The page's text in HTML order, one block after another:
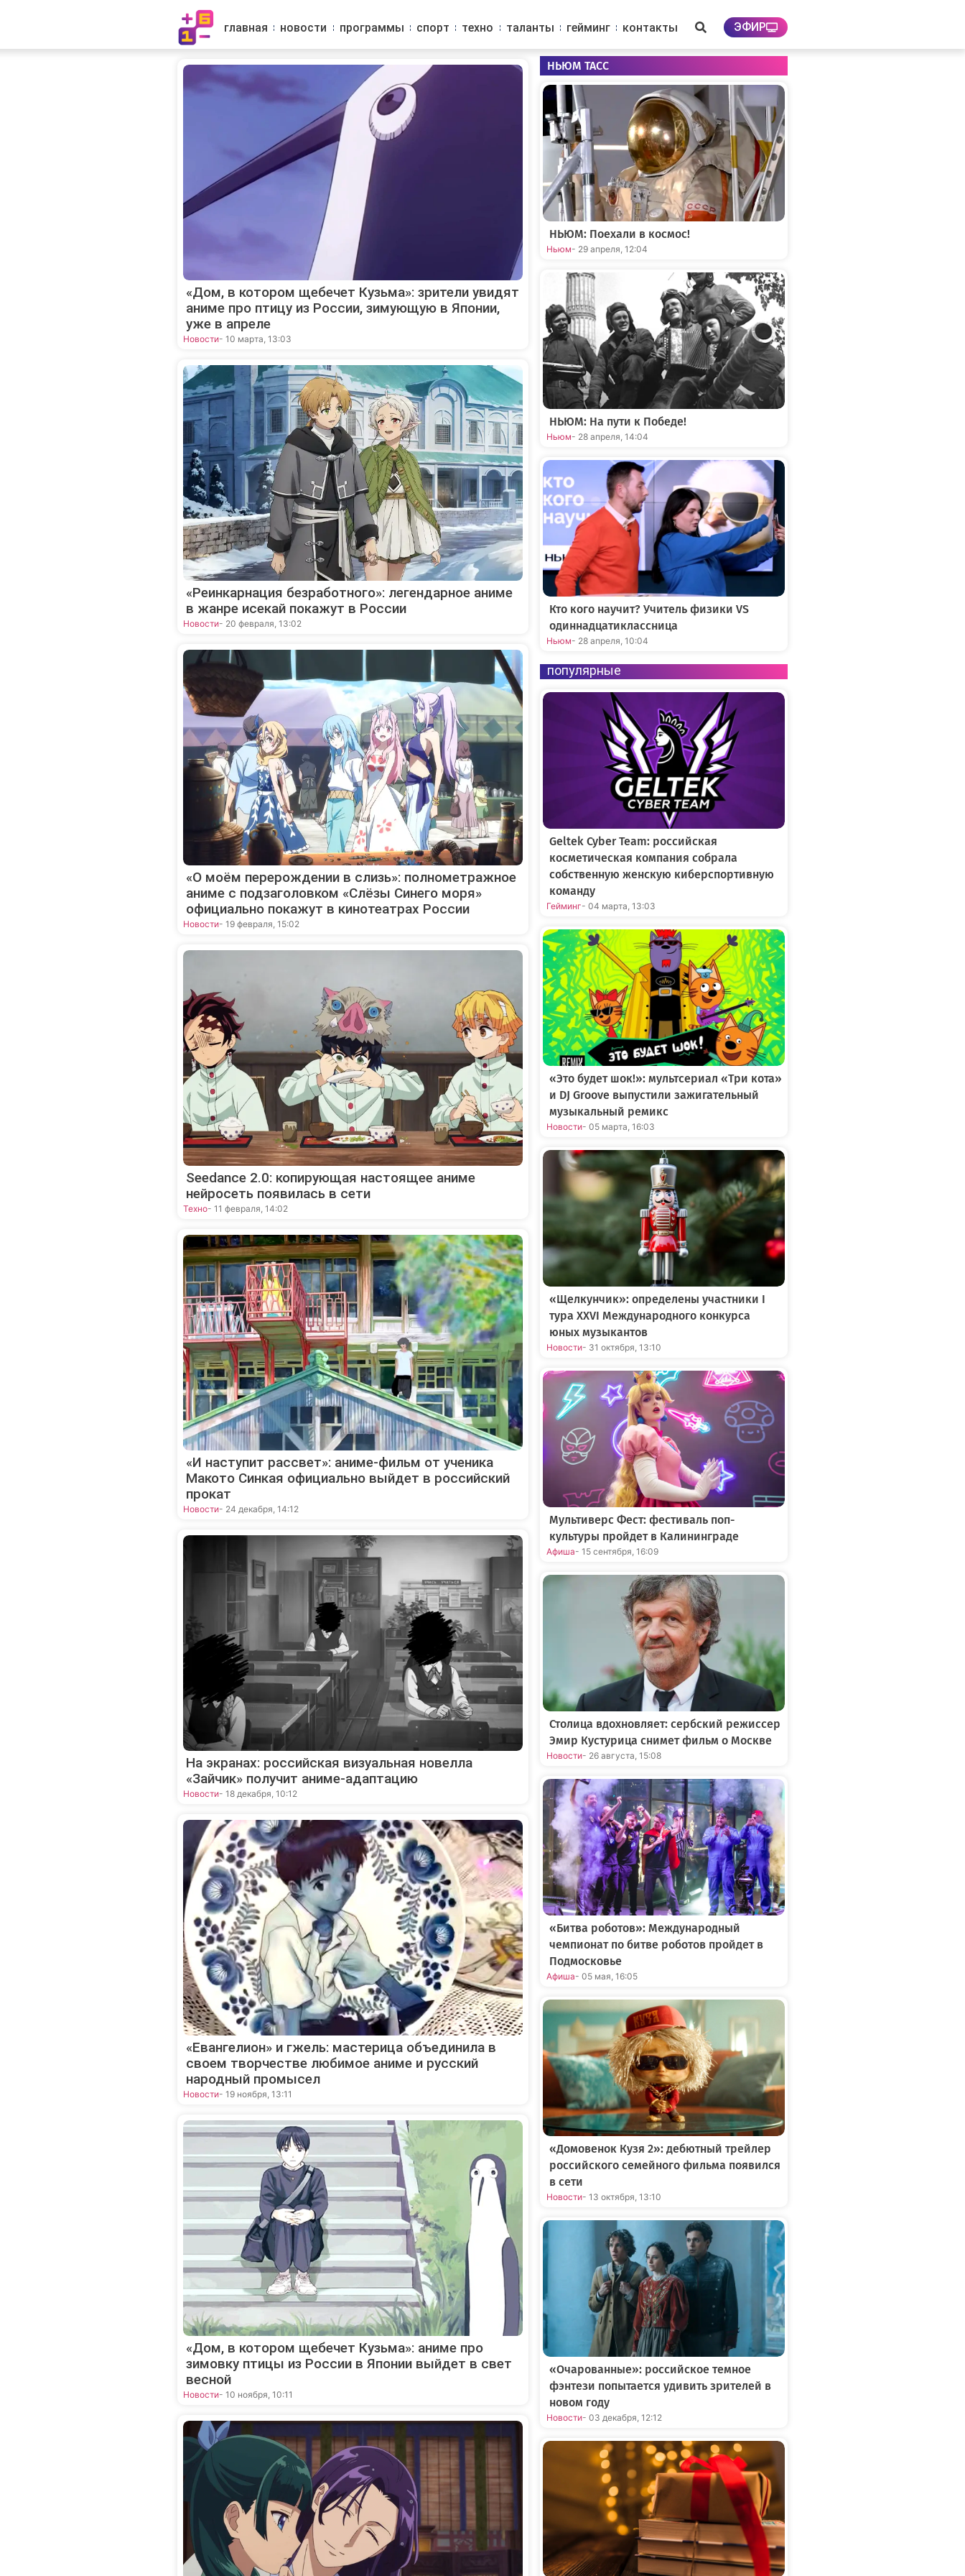
главная новости программы спорт техно таланты гейминг контакты ЭФИР
«Дом, в котором щебечет Кузьма»: зрители увидят
аниме про птицу из России, зимующую в Японии,
уже в апреле
Новости- 10 марта, 13:03
«Реинкарнация безработного»: легендарное аниме
в жанре исекай покажут в России
Новости- 20 февраля, 13:02
«О моём перерождении в слизь»: полнометражное
аниме с подзаголовком «Слёзы Синего моря»
официально покажут в кинотеатрах России
Новости- 19 февраля, 15:02
Seedance 2.0: копирующая настоящее аниме
нейросеть появилась в сети
Техно- 11 февраля, 14:02
«И наступит рассвет»: аниме-фильм от ученика
Макото Синкая официально выйдет в российский
прокат
Новости- 24 декабря, 14:12
На экранах: российская визуальная новелла
«Зайчик» получит аниме-адаптацию
Новости- 18 декабря, 10:12
«Евангелион» и гжель: мастерица объединила в
своем творчестве любимое аниме и русский
народный промысел
Новости- 19 ноября, 13:11
«Дом, в котором щебечет Кузьма»: аниме про
зимовку птицы из России в Японии выйдет в свет
весной
Новости- 10 ноября, 10:11
НЬЮМ ТАСС
НЬЮМ: Поехали в космос!
Ньюм- 29 апреля, 12:04
НЬЮМ: На пути к Победе!
Ньюм- 28 апреля, 14:04
Кто кого научит? Учитель физики VS
одиннадцатиклассница
Ньюм- 28 апреля, 10:04
популярные
Geltek Cyber Team: российская
косметическая компания собрала
собственную женскую киберспортивную
команду
Гейминг- 04 марта, 13:03
«Это будет шок!»: мультсериал «Три кота»
и DJ Groove выпустили зажигательный
музыкальный ремикс
Новости- 05 марта, 16:03
«Щелкунчик»: определены участники I
тура XXVI Международного конкурса
юных музыкантов
Новости- 31 октября, 13:10
Мультиверс Фест: фестиваль поп-
культуры пройдет в Калининграде
Афиша- 15 сентября, 16:09
Столица вдохновляет: сербский режиссер
Эмир Кустурица снимет фильм о Москве
Новости- 26 августа, 15:08
«Битва роботов»: Международный
чемпионат по битве роботов пройдет в
Подмосковье
Афиша- 05 мая, 16:05
«Домовенок Кузя 2»: дебютный трейлер
российского семейного фильма появился
в сети
Новости- 13 октября, 13:10
«Очарованные»: российское темное
фэнтези попытается удивить зрителей в
новом году
Новости- 03 декабря, 12:12